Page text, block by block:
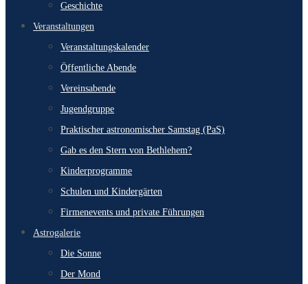
Geschichte
Veranstaltungen
Veranstaltungskalender
Öffentliche Abende
Vereinsabende
Jugendgruppe
Praktischer astronomischer Samstag (PaS)
Gab es den Stern von Bethlehem?
Kinderprogramme
Schulen und Kindergärten
Firmenevents und private Führungen
Astrogalerie
Die Sonne
Der Mond